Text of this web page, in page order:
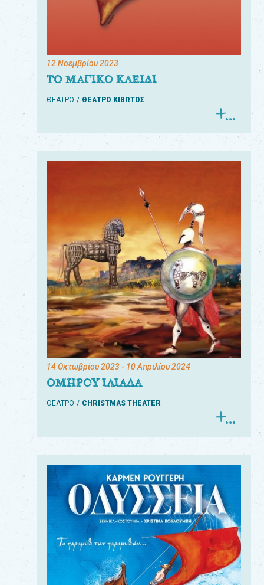
12 Νοεμβρίου 2023
ΤΟ ΜΑΓΙΚΟ ΚΛΕΙΔΙ
ΘΕΑΤΡΟ ΘΕΑΤΡΟ ΚΙΒΩΤΟΣ
14 Οκτωβρίου 2023- 10 Απριλίου 2024
ΟΜΗΡΟΥ ΙΛΙΑΔΑ
ΘΕΑΤΡΟ CHRISTMAS THEATER